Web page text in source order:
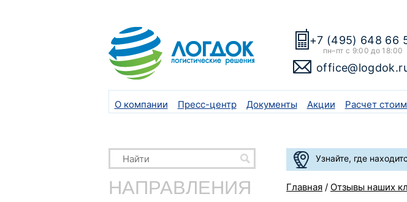
+7 (495) 648 66
пн–пт с 9:00 до 18:00
О компании Пресс-центр Документы Акции Расчет
НАПРАВЛЕНИЯ
Узнайте, где
Главная / Отзывы наших